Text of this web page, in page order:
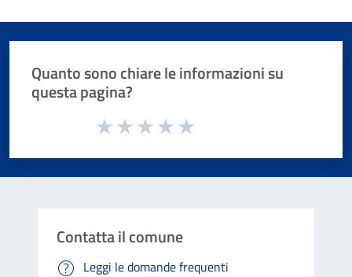
Quanto sono chiare le informazioni su
questa pagina?
Valuta da 1 a 5 stelle la pagina
Contatta il comune
Leggi le domande frequenti